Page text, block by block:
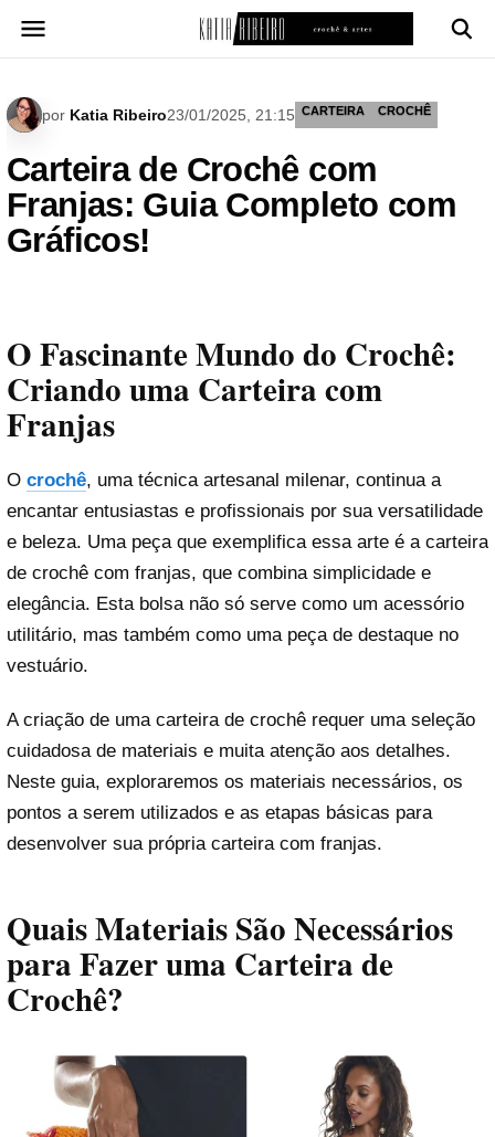
para
por Katia Ribeiro23/01/2025, 21:15 CARTEIRA CROCHÊ
Carteira de Crochê com
Franjas: Guia Completo com
Gráficos!
O Fascinante Mundo do Crochê:
Criando uma Carteira com
Franjas
O crochê, uma técnica artesanal milenar, continua a
encantar entusiastas e profissionais por sua versatilidade
e beleza. Uma peça que exemplifica essa arte é a carteira
de crochê com franjas, que combina simplicidade e
elegância. Esta bolsa não só serve como um acessório
utilitário, mas também como uma peça de destaque no
vestuário.
A criação de uma carteira de crochê requer uma seleção
cuidadosa de materiais e muita atenção aos detalhes.
Neste guia, exploraremos os materiais necessários, os
pontos a serem utilizados e as etapas básicas para
desenvolver sua própria carteira com franjas.
Quais Materiais São Necessários
para Fazer uma Carteira de
Crochê?